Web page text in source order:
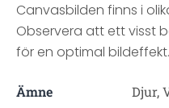
Canvasbilden finns i
Observera att ett visst
för en optimal bildeffekt.
Ämne Djur,